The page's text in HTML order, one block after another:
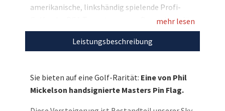
amerikanische, linkshändig spielende Profi-
Golfer der PGA Tour etwas ganz Besonderes für
alle Fans des Golfsports. Im Rahmen unseres
großen Charity-Weihnachtsspecials, das wir
Bieten Sie mit und verschenken Sie zu
Weihnachten diese Golf-Rarität!
mehr lesen
Leistungsbeschreibung
Sie bieten auf eine Golf-Rarität: Eine von Phil
Mickelson handsignierte Masters Pin Flag.